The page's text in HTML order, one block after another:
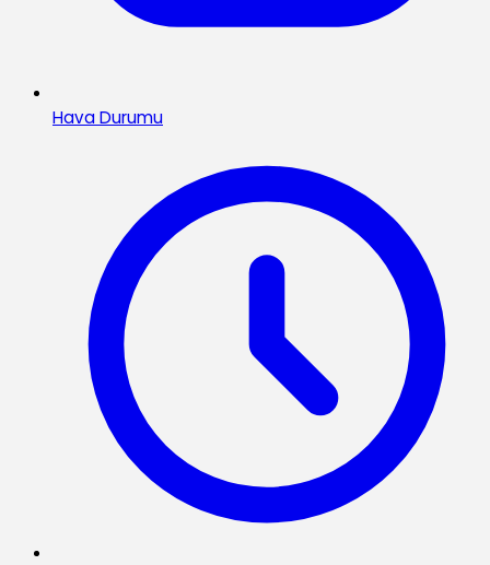
Hava Durumu